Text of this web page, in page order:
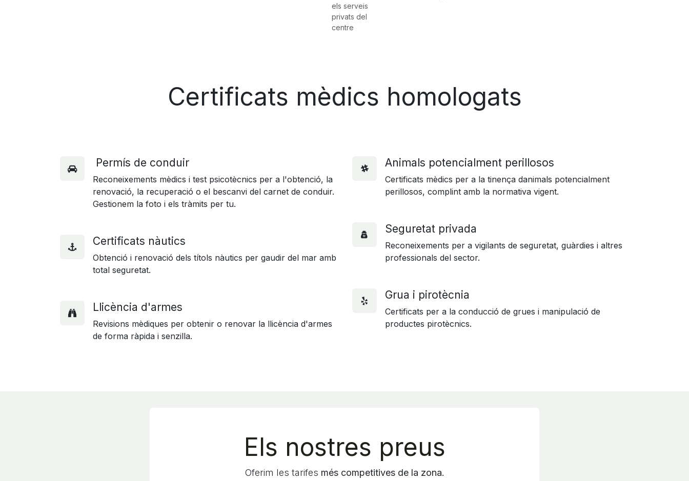
els serveis
privats del
centre
Certificats mèdics homologats
Permís de conduir
Reconeixements mèdics i test psicotècnics per a l'obtenció, la
renovació, la recuperació o el bescanvi del carnet de conduir.
Gestionem la foto i els tràmits per tu.
Certificats nàutics
Obtenció i renovació dels títols nàutics per gaudir del mar amb
total seguretat.
Llicència d'armes
Revisions mèdiques per obtenir o renovar la llicència d'armes
de forma ràpida i senzilla.
Animals potencialment perillosos
Certificats mèdics per a la tinença danimals potencialment
perillosos, complint amb la normativa vigent.
Seguretat privada
Reconeixements per a vigilants de seguretat, guàrdies i altres
professionals del sector.
Grua i pirotècnia
Certificats per a la conducció de grues i manipulació de
productes pirotècnics.
Els nostres preus
Oferim les tarifes més competitives de la zona.